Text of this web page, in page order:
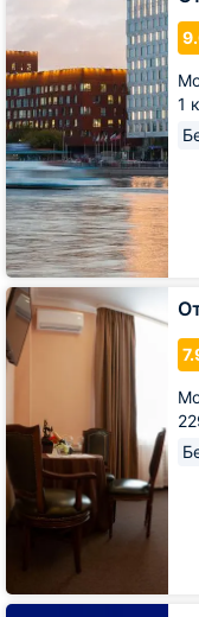
1
Отель
Golden
Horse
Гостиница